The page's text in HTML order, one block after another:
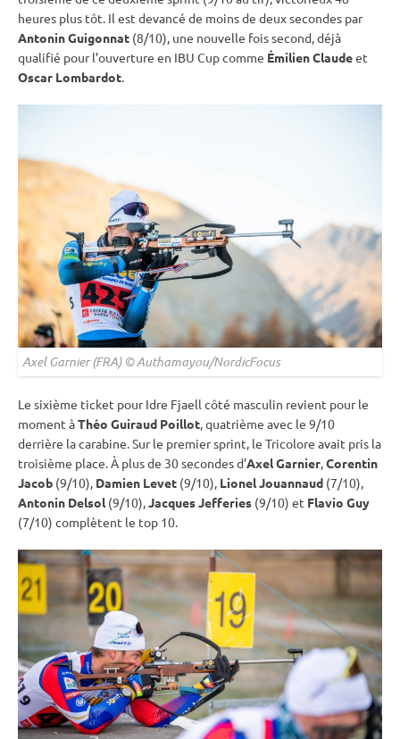
heures plus tôt. Il est devancé de moins de deux secondes par
Antonin Guigonnat (8/10), une nouvelle fois second, déjà
qualifié pour l’ouverture en IBU Cupcomme Émilien Claudeet
Oscar Lombardot.
Axel Garnier (FRA) © Authamayou/NordicFocus
Le sixième ticket pour Idre Fjaell côté masculin revient pour le
moment àThéo Guiraud Poillot, quatrième avec le 9/10
derrière lacarabine. Sur le premiersprint, le Tricolore avait pris la
troisième place. À plus de 30 secondes d’Axel Garnier,Corentin
Jacob (9/10), Damien Levet (9/10), Lionel Jouannaud (7/10),
Antonin Delsol(9/10),Jacques Jefferies (9/10) et Flavio Guy
(7/10) complètent le top 10.